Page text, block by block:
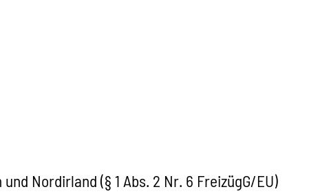
Nordirland (§ 1 Abs. 2 Nr. 6 FreizügG/EU)